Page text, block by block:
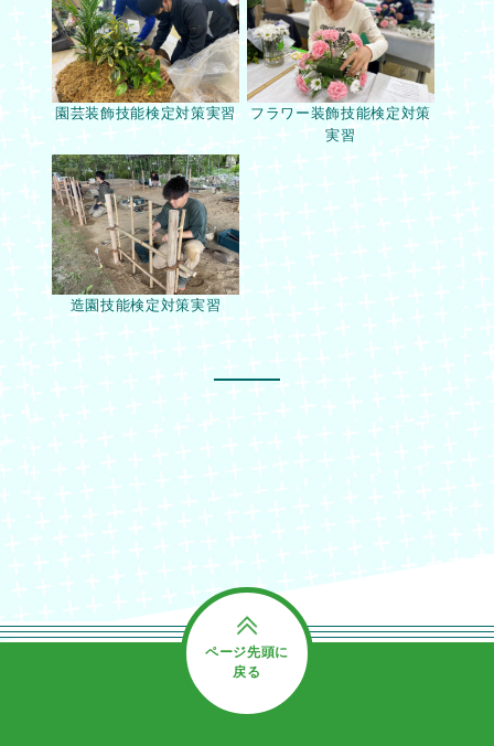
園芸装飾技能検定対策実習
フラワー装飾技能検定対策
実習
造園技能検定対策実習
ページ先頭に
戻る